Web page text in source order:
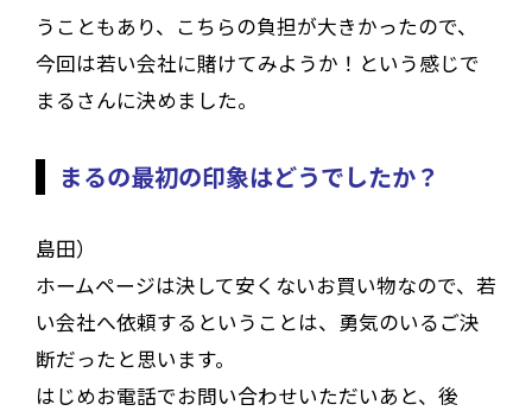
うこともあり、こちらの負担が大きかったので、
今回は若い会社に賭けてみようか！という感じで
まるさんに決めました。
まるの最初の印象はどうでしたか？
島田）
ホームページは決して安くないお買い物なので、若
い会社へ依頼するということは、勇気のいるご決
断だったと思います。
はじめお電話でお問い合わせいただいあと、後